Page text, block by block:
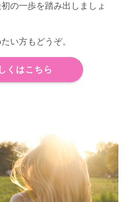
の一歩を踏み出しましょ
い方もどうぞ。
くはこちら